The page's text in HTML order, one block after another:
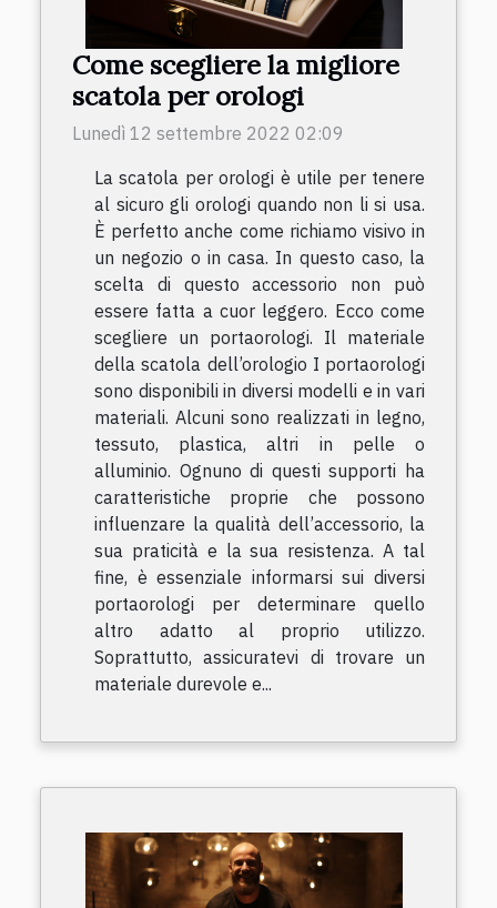
Come scegliere la migliore
scatola per orologi
Lunedì 12 settembre 2022 02:09
La scatola per orologi è utile per tenere
al sicuro gli orologi quando non li si usa.
È perfetto anche come richiamo visivo in
un negozio o in casa. In questo caso, la
scelta di questo accessorio non può
essere fatta a cuor leggero. Ecco come
scegliere un portaorologi. Il materiale
della scatola dell’orologio I portaorologi
sono disponibili in diversi modelli e in vari
materiali. Alcuni sono realizzati in legno,
tessuto, plastica, altri in pelle o
alluminio. Ognuno di questi supporti ha
caratteristiche proprie che possono
influenzare la qualità dell’accessorio, la
sua praticità e la sua resistenza. A tal
fine, è essenziale informarsi sui diversi
portaorologi per determinare quello
altro adatto al proprio utilizzo.
Soprattutto, assicuratevi di trovare un
materiale durevole e...